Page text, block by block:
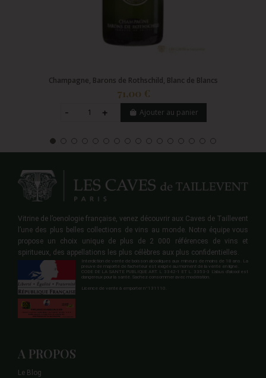
Champagne, Barons de Rothschild, Blanc de Blancs
71,00 €
Ajouter au panier
Vitrine de l’oenologie française, venez découvrir aux Caves de Taillevent
l’une des plus belles collections de vins au monde. Notre équipe vous
propose un choix unique de plus de 2 000 références de vins et
spiritueux, des appellations les plus célèbres aux plus confidentielles.
Interdiction de vente de boisson alcooliques aux mineurs de moins de 18 ans. La
preuve de majorité de l'acheteur est exigée au moment de la vente en ligne.
CODE DE LA SANTE PUBLIQUE ART. L 3342-1 ET L. 3353-3 L'abus d'alcool est
dangereux pour la santé. Sachez consommer avec modération.
Licence de vente à emporter n°131110.
A PROPOS
Le Blog